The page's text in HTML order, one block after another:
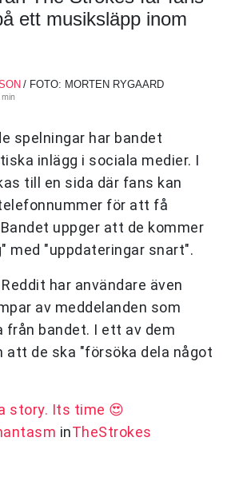
ett musiksläpp inom
/ FOTO: MORTEN RYGAARD
min
spelningar har bandet
inlägg i sociala medier. I
till en sida där fans kan
för att få
uppger att de kommer
med "uppdateringar snart".
har användare även
av meddelanden som
från bandet. I ett av dem
att de ska "försöka dela något
story. Its time 😍
inTheStrokes